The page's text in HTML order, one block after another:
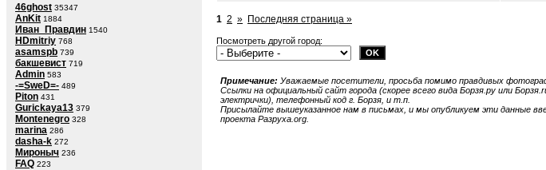
46ghost 35347
AnKit 1884
Иван_Правдин 1540
HDmitriy 768
asamspb 739
бакшевист 719
Admin 583
-=SweD=- 489
Piton 431
Gurickaya13 379
Montenegro 328
marina 286
dasha-k 272
Мироныч 236
FAQ 223
1 2 » Последняя страница »
Посмотреть другой город:
Примечание: Уважаемые посетители, просьба помимо правдивых
Ссылки на официальный сайт города (скорее всего вида Борзя.ру или
электрички), телефонный код г. Борзя, и т.п.
Присылайте вышеуказанное нам в письмах, и мы опубликуем эти данные
проекта Разруха.org.